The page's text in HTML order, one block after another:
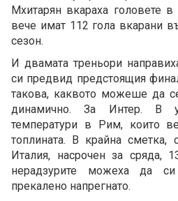
Мхитарян вкараха головете
вече имат 112 гола вкарани
сезон.
И двамата треньори
си предвид предстоящия
такова, каквото можеше да
динамично. За Интер. В
температури в Рим, които
топлината. В крайна
Италия, насрочен за сряда,
нерадзурите можеха да
прекалено напрегнато.